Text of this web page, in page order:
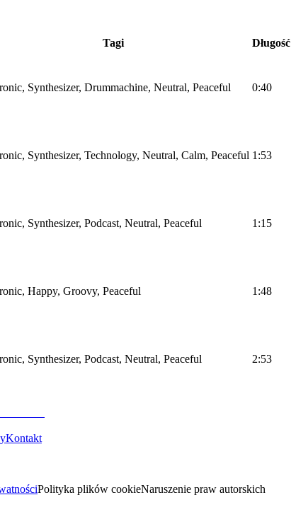
Tagi Długość
Synthesizer, Drummachine, Neutral, Peaceful 0:40
Synthesizer, Technology, Neutral, Calm, Peaceful 1:53
Synthesizer, Podcast, Neutral, Peaceful 1:15
Happy, Groovy, Peaceful 1:48
Synthesizer, Podcast, Neutral, Peaceful 2:53
Kontakt
Polityka plików cookieNaruszenie praw autorskich